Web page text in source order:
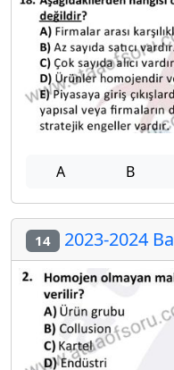
A B
14 2023-2024